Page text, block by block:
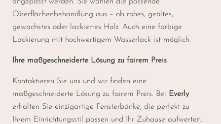
Oberflächenbehandlung aus – ob rohes, geöltes,
gewachstes oder lackiertes Holz. Auch eine farbige
Lackierung mit hochwertigem Wasserlack ist möglich.
Ihre maßgeschneiderte Lösung zu fairem Preis
Kontaktieren Sie uns und wir finden eine
maßgeschneiderte Lösung zu fairem Preis. Bei Everly
erhalten Sie einzigartige Fensterbänke, die perfekt zu
Ihrem Einrichtungsstil passen und Ihr Zuhause aufwerten.